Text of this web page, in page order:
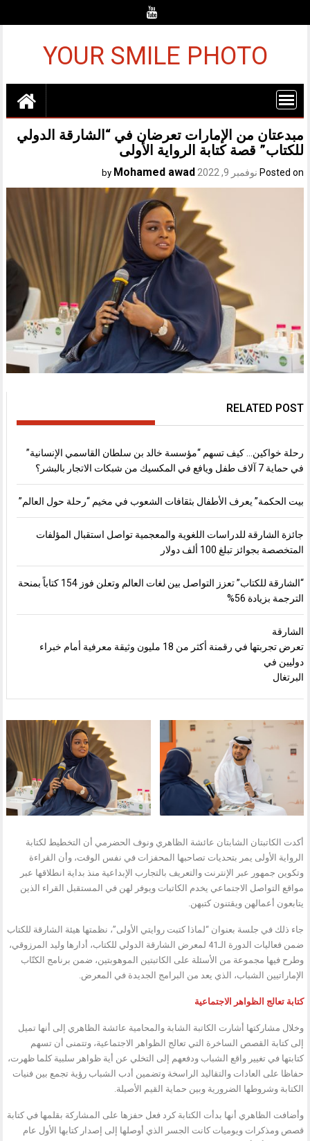
YOUR SMILE PHOTO
مبدعتان من الإمارات تعرضان في “الشارقة الدولي
للكتاب” قصة كتابة الرواية الأولى
Posted on نوفمبر 9, 2022 Mohamed awad
RELATED POST
رحلة خواكين… كيف تسهم “مؤسسة خالد بن سلطان القاسمي الإنسانية”
في حماية 7 آلاف طفل ويافع في المكسيك من شبكات الاتجار بالبشر؟
بيت الحكمة” يعرف الأطفال بثقافات الشعوب في مخيم “رحلة حول العالم”
جائزة الشارقة للدراسات اللغوية والمعجمية تواصل استقبال المؤلفات
المتخصصة بجوائز تبلغ 100 ألف دولار
“الشارقة للكتاب” تعزز التواصل بين لغات العالم وتعلن فوز 154 كتاباً بمنحة
الترجمة بزيادة 56%
الشارقة
تعرض تجربتها في رقمنة أكثر من 18 مليون وثيقة معرفية أمام خبراء
دوليين في
البرتغال
أكدت الكاتبتان الشابتان عائشة الظاهري ونوف الحضرمي أن التخطيط لكتابة
الرواية الأولى يمر بتحديات تصاحبها المحفزات في نفس الوقت، وأن القراءة
وتكوين جمهور عبر الإنترنت والتعريف بالتجارب الإبداعية منذ بداية انطلاقها عبر
مواقع التواصل الاجتماعي يخدم الكاتبات ويوفر لهن في المستقبل القراء الذين
يتابعون أعمالهن ويقتنون كتبهن.
جاء ذلك في جلسة بعنوان “لماذا كتبت روايتي الأولى”، نظمتها هيئة الشارقة للكتاب
ضمن فعاليات الدورة الـ41 لمعرض الشارقة الدولي للكتاب، أدارها وليد المرزوقي،
وطرح فيها مجموعة من الأسئلة على الكاتبتين الموهوبتين، ضمن برنامج الكتّاب
الإماراتيين الشباب، الذي يعد من البرامج الجديدة في المعرض.
كتابة تعالج الظواهر الاجتماعية
وخلال مشاركتها أشارت الكاتبة الشابة والمحامية عائشة الظاهري إلى أنها تميل
إلى كتابة القصص الساخرة التي تعالج الظواهر الاجتماعية، وتتمنى أن تسهم
كتابتها في تغيير واقع الشباب ودفعهم إلى التخلي عن أية ظواهر سلبية كلما ظهرت،
حفاظا على العادات والتقاليد الراسخة وتضمين أدب الشباب رؤية تجمع بين فنيات
الكتابة وشروطها الضرورية وبين حماية القيم الأصيلة.
وأضافت الظاهري أنها بدأت الكتابة كرد فعل حفزها على المشاركة بقلمها في كتابة
قصص ومذكرات ويوميات كانت الجسر الذي أوصلها إلى إصدار كتابها الأول عام